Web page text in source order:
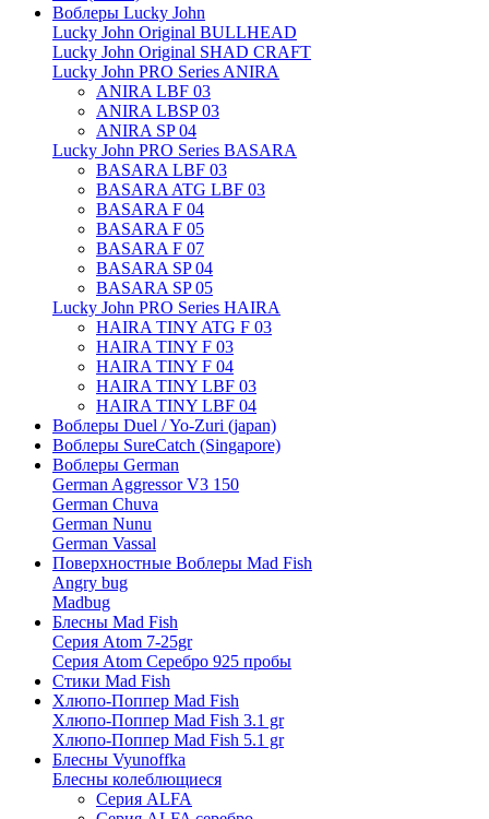
Воблеры Lucky John
Lucky John Original BULLHEAD
Lucky John Original SHAD CRAFT
Lucky John PRO Series ANIRA
ANIRA LBF 03
ANIRA LBSP 03
ANIRA SP 04
Lucky John PRO Series BASARA
BASARA LBF 03
BASARA ATG LBF 03
BASARA F 04
BASARA F 05
BASARA F 07
BASARA SP 04
BASARA SP 05
Lucky John PRO Series HAIRA
HAIRA TINY ATG F 03
HAIRA TINY F 03
HAIRA TINY F 04
HAIRA TINY LBF 03
HAIRA TINY LBF 04
Воблеры Duel / Yo-Zuri (japan)
Воблеры SureCatch (Singapore)
Воблеры German
German Aggressor V3 150
German Chuva
German Nunu
German Vassal
Поверхностные Воблеры Mad Fish
Angry bug
Madbug
Блесны Mad Fish
Серия Atom 7-25gr
Серия Atom Серебро 925 пробы
Стики Mad Fish
Хлюпо-Поппер Mad Fish
Хлюпо-Поппер Mad Fish 3.1 gr
Хлюпо-Поппер Mad Fish 5.1 gr
Блесны Vyunoffka
Блесны колеблющиеся
Серия ALFA